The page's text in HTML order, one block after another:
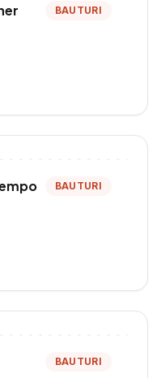
BAUTURI
BAUTURI
BAUTURI